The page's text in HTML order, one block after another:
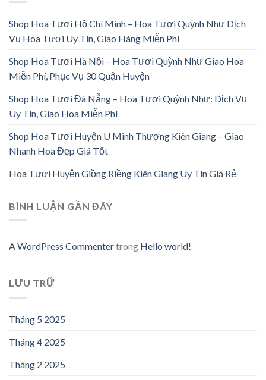
Shop Hoa Tươi Hồ Chí Minh – Hoa Tươi Quỳnh Như Dịch
Vụ Hoa Tươi Uy Tín, Giao Hàng Miễn Phí
Shop Hoa Tươi Hà Nội – Hoa Tươi Quỳnh Như Giao Hoa
Miễn Phí, Phục Vụ 30 Quận Huyện
Shop Hoa Tươi Đà Nẵng – Hoa Tươi Quỳnh Như: Dịch Vụ
Uy Tín, Giao Hoa Miễn Phí
Shop Hoa Tươi Huyện U Minh Thượng Kiên Giang – Giao
Nhanh Hoa Đẹp Giá Tốt
Hoa Tươi Huyện Giồng Riềng Kiên Giang Uy Tín Giá Rẻ
BÌNH LUẬN GẦN ĐÂY
A WordPress Commentertrong Hello world!
LƯU TRỮ
Tháng 5 2025
Tháng 4 2025
Tháng 2 2025